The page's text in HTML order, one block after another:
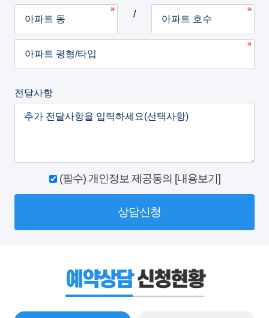
/
전달사항
(필수) 개인정보 제공동의 [내용보기]
상담신청
예약상담신청현황